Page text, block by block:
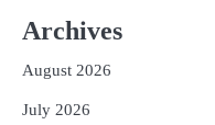
Archives
August 2026
July 2026